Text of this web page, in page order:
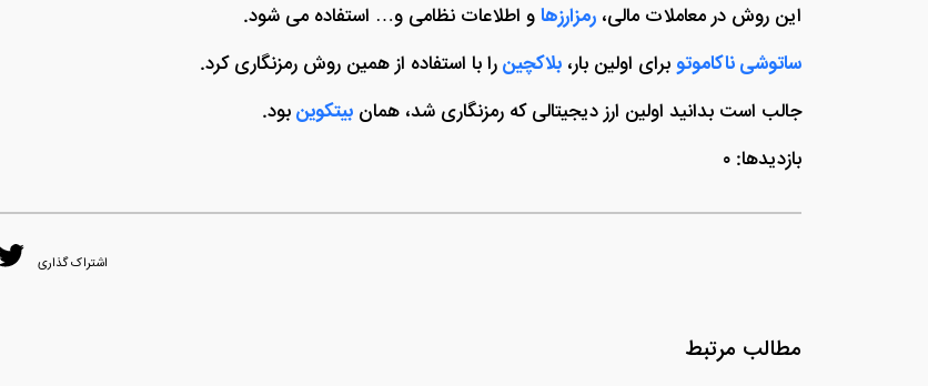
این روش در معاملات مالی، رمزارزهاو اطلاعات نظامی و… استفاده می شود.
ساتوشی ناکاموتوبرای اولین بار، بلاکچینرا با استفاده از همین روش رمزنگاری کرد.
جالب است بدانید اولین ارز دیجیتالی که رمزنگاری شد، همان بیتکوینبود.
بازدیدها: ۰
اشتراک گذاری
مطالب مرتبط